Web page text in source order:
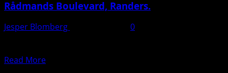
Rådmands Boulevard, Randers.
Jesper Blomberg
0
Read MoreRead